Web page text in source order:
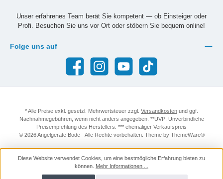
Unser erfahrenes Team berät Sie kompetent — ob Einsteiger oder
Profi. Besuchen Sie uns vor Ort oder stöbern Sie bequem online!
Folge uns auf
Facebook Instagram YouTube TikTok
* Alle Preise exkl. gesetzl. Mehrwertsteuer zzgl. Versandkosten und ggf.
Nachnahmegebühren, wenn nicht anders angegeben. **UVP: Unverbindliche
Preisempfehlung des Herstellers. *** ehemaliger Verkaufspreis
© 2026 Angelgeräte Bode - Alle Rechte vorbehalten. Theme by ThemeWare®
Diese Website verwendet Cookies, um eine bestmögliche Erfahrung bieten zu
können. Mehr Informationen ...